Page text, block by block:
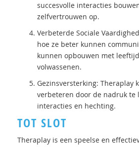
succesvolle interacties
zelfvertrouwen op.
Verbeterde Sociale
hoe ze beter kunnen
kunnen opbouwen met
volwassenen.
Gezinsversterking: Theraplay
verbeteren door de nadruk te
interacties en hechting.
TOT SLOT
Theraplay is een speelse en